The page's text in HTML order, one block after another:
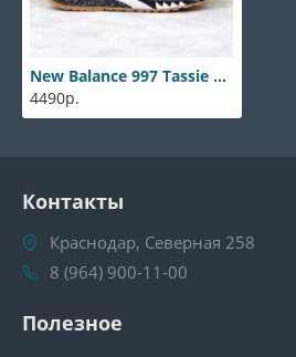
New Balance 997 Tassie Tiger
4490р.
Контакты
Краснодар, Северная 258
8 (964) 900-11-00
Полезное